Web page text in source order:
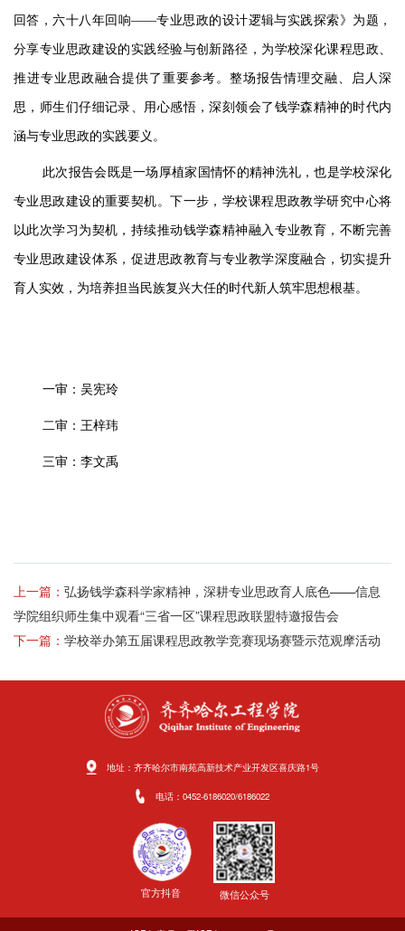
回答，六十八年回响——专业思政的设计逻辑与实践探索》为题，
分享专业思政建设的实践经验与创新路径，为学校深化课程思政、
推进专业思政融合提供了重要参考。整场报告情理交融、启人深
思，师生们仔细记录、用心感悟，深刻领会了钱学森精神的时代内
涵与专业思政的实践要义。
此次报告会既是一场厚植家国情怀的精神洗礼，也是学校深化
专业思政建设的重要契机。下一步，学校课程思政教学研究中心将
以此次学习为契机，持续推动钱学森精神融入专业教育，不断完善
专业思政建设体系，促进思政教育与专业教学深度融合，切实提升
育人实效，为培养担当民族复兴大任的时代新人筑牢思想根基。
一审：吴宪玲
二审：王梓玮
三审：李文禹
上一篇： 弘扬钱学森科学家精神，深耕专业思政育人底色——信息
学院组织师生集中观看“三省一区”课程思政联盟特邀报告会
下一篇： 学校举办第五届课程思政教学竞赛现场赛暨示范观摩活动
地址：齐齐哈尔市南苑高新技术产业开发区喜庆路1号
电话：0452-6186020/6186022
官方抖音 微信公众号